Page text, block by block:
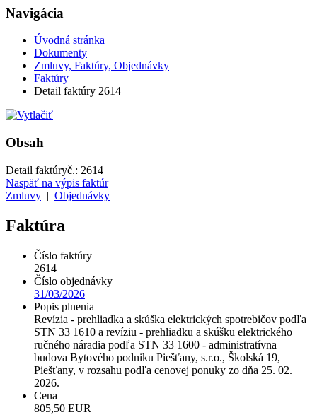
Navigácia
Úvodná stránka
Dokumenty
Zmluvy, Faktúry, Objednávky
Faktúry
Detail faktúry 2614
Obsah
Detail faktúryč.: 2614
Naspäť na výpis faktúr
Zmluvy | Objednávky
Faktúra
Číslo faktúry
2614
Číslo objednávky
31/03/2026
Popis plnenia
Revízia - prehliadka a skúška elektrických spotrebičov podľa
STN 33 1610 a revíziu - prehliadku a skúšku elektrického
ručného náradia podľa STN 33 1600 - administratívna
budova Bytového podniku Piešťany, s.r.o., Školská 19,
Piešťany, v rozsahu podľa cenovej ponuky zo dňa 25. 02.
2026.
Cena
805,50 EUR